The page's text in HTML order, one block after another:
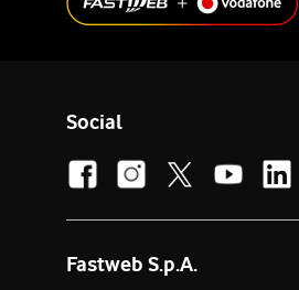
Social
Fastweb S.p.A.